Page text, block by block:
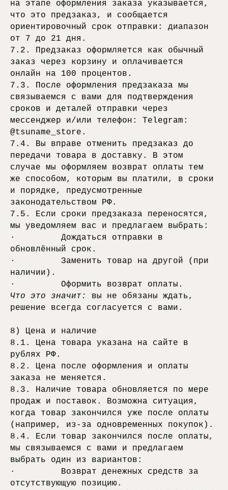
на этапе оформления заказа указывается,
что это предзаказ, и сообщается
ориентировочный срок отправки: диапазон
от 7 до 21 дня.
7.2. Предзаказ оформляется как обычный
заказ через корзину и оплачивается
онлайн на 100 процентов.
7.3. После оформления предзаказа мы
связываемся с вами для подтверждения
сроков и деталей отправки через
мессенджер и/или телефон: Telegram:
@tsuname_store.
7.4. Вы вправе отменить предзаказ до
передачи товара в доставку. В этом
случае мы оформляем возврат оплаты тем
же способом, которым вы платили, в сроки
и порядке, предусмотренные
законодательством РФ.
7.5. Если сроки предзаказа переносятся,
мы уведомляем вас и предлагаем выбрать:
· Дождаться отправки в
обновлённый срок.
· Заменить товар на другой (при
наличии).
· Оформить возврат оплаты.
Что это значит: вы не обязаны ждать,
решение всегда согласуется с вами.
8) Цена и наличие
8.1. Цена товара указана на сайте в
рублях РФ.
8.2. Цена после оформления и оплаты
заказа не меняется.
8.3. Наличие товара обновляется по мере
продаж и поставок. Возможна ситуация,
когда товар закончился уже после оплаты
(например, из-за одновременных покупок).
8.4. Если товар закончился после оплаты,
мы связываемся с вами и предлагаем
выбрать один из вариантов:
· Возврат денежных средств за
отсутствующую позицию.